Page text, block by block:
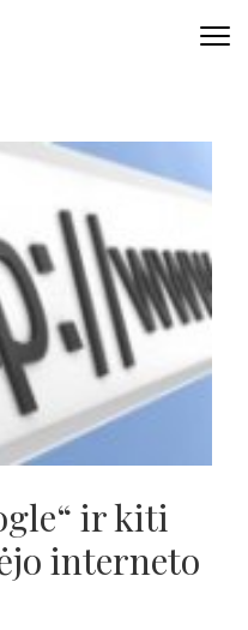
ir kiti
interneto